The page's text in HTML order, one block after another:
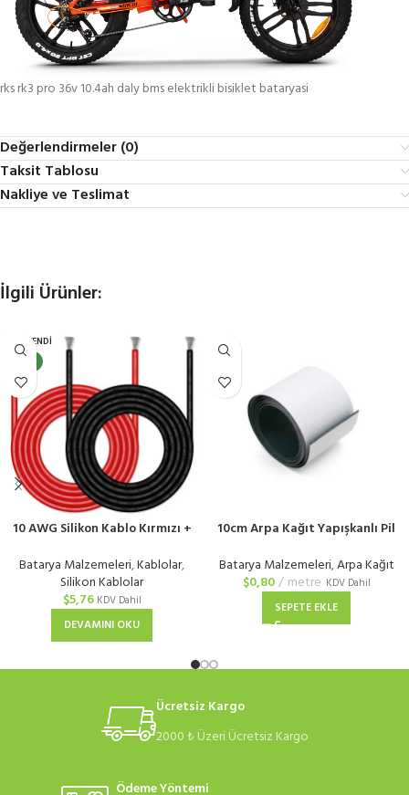
rks rk3 pro 36v 10.4ah daly bms elektrikli bisiklet bataryasi
Değerlendirmeler (0)
Taksit Tablosu
Nakliye ve Teslimat
İlgili Ürünler:
TÜKENDI
10 AWG Silikon Kablo Kırmızı +
Batarya Malzemeleri,Kablolar,
Silikon Kablolar
$5,76 KDV Dahil
DEVAMINI OKU
10cm Arpa Kağıt Yapışkanlı Pil
Batarya Malzemeleri,Arpa Kağıt
$0,80 metre KDV Dahil
SEPETE EKLE
Ücretsiz Kargo
2000 ₺ Üzeri Ücretsiz Kargo
Ödeme Yöntemi